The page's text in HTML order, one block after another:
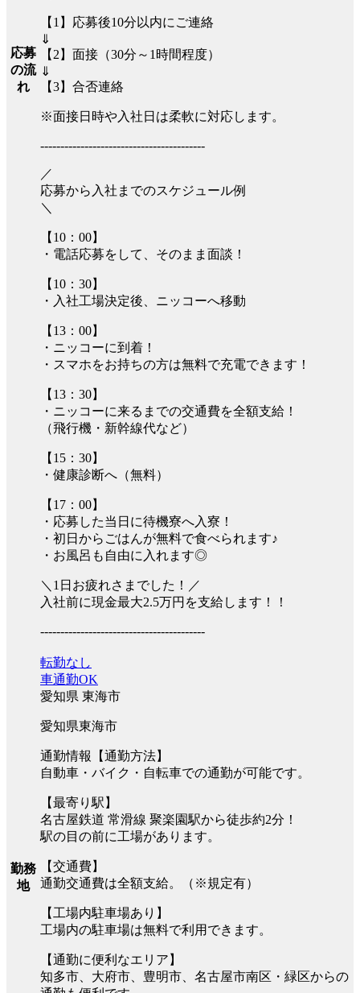
応募
の流
れ
【1】応募後10分以内にご連絡
⇓
【2】面接（30分～1時間程度）
⇓
【3】合否連絡
※面接日時や入社日は柔軟に対応します。
-----------------------------------------
／
応募から入社までのスケジュール例
＼
【10：00】
・電話応募をして、そのまま面談！
【10：30】
・入社工場決定後、ニッコーへ移動
【13：00】
・ニッコーに到着！
・スマホをお持ちの方は無料で充電できます！
【13：30】
・ニッコーに来るまでの交通費を全額支給！
（飛行機・新幹線代など）
【15：30】
・健康診断へ（無料）
【17：00】
・応募した当日に待機寮へ入寮！
・初日からごはんが無料で食べられます♪
・お風呂も自由に入れます◎
＼1日お疲れさまでした！／
入社前に現金最大2.5万円を支給します！！
-----------------------------------------
勤務
地
転勤なし
車通勤OK
愛知県 東海市
愛知県東海市
通勤情報【通勤方法】
自動車・バイク・自転車での通勤が可能です。
【最寄り駅】
名古屋鉄道 常滑線 聚楽園駅から徒歩約2分！
駅の目の前に工場があります。
【交通費】
通勤交通費は全額支給。（※規定有）
【工場内駐車場あり】
工場内の駐車場は無料で利用できます。
【通勤に便利なエリア】
知多市、大府市、豊明市、名古屋市南区・緑区からの